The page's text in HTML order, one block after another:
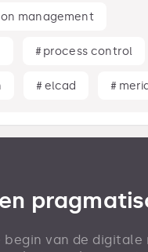
management
#process control
#elcad #
begin van de digitale